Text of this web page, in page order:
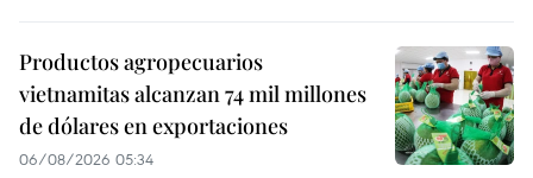
Productos agropecuarios
vietnamitas alcanzan 74 mil millones
de dólares en exportaciones
06/08/2026 05:34